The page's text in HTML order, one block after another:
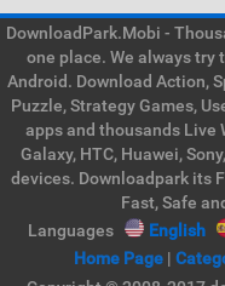
DownloadPark.Mobi -
one place. We always try
Android. Download Action,
Puzzle, Strategy Games,
apps and thousands Live
Galaxy, HTC, Huawei,
devices. Downloadpark its
Fast, Safe
Languages
English
Home Page|